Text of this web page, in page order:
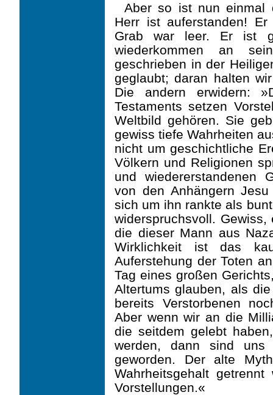
Aber so ist nun einmal
Herr ist auferstanden!
Grab war leer. Er ist
wiederkommen an
geschrieben in der
geglaubt; daran halten
Die andern erwidern:
Testaments setzen
Weltbild gehören. Sie
gewiss tiefe Wahrheiten
nicht um geschichtliche
Völkern und Religionen
und wiedererstandenen
von den Anhängern
sich um ihn rankte als
widerspruchsvoll.
die dieser Mann aus
Wirklichkeit ist das
Auferstehung der Toten
Tag eines großen
Altertums glauben, als
bereits Verstorbenen
Aber wenn wir an die
die seitdem gelebt
werden, dann sind uns
geworden. Der alte
Wahrheitsgehalt
Vorstellungen.«